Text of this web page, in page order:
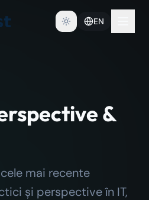
EN
&
mai recente
și perspective în IT,